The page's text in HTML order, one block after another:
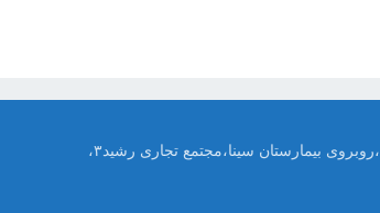
تهران ،خیابان امام خمینی،روبروی بیمارستان سینا،مجتمع تجاری رشید۳،